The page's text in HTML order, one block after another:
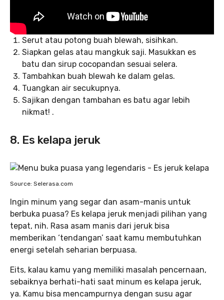
Serut atau potong buah blewah, sisihkan.
Siapkan gelas atau mangkuk saji. Masukkan es
batu dan sirup cocopandan sesuai selera.
Tambahkan buah blewah ke dalam gelas.
Tuangkan air secukupnya.
Sajikan dengan tambahan es batu agar lebih
nikmat! .
8. Es kelapa jeruk
Source: Selerasa.com
Ingin minum yang segar dan asam-manis untuk
berbuka puasa? Es kelapa jeruk menjadi pilihan yang
tepat, nih. Rasa asam manis dari jeruk bisa
memberikan ‘tendangan’ saat kamu membutuhkan
energi setelah seharian berpuasa.
Eits, kalau kamu yang memiliki masalah pencernaan,
sebaiknya berhati-hati saat minum es kelapa jeruk,
ya. Kamu bisa mencampurnya dengan susu agar